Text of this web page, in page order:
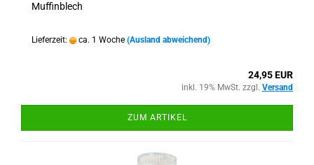
Muffinblech
Lieferzeit: ca. 1 Woche (Ausland abweichend)
24,95 EUR
inkl. 19% MwSt. zzgl. Versand
ZUM ARTIKEL